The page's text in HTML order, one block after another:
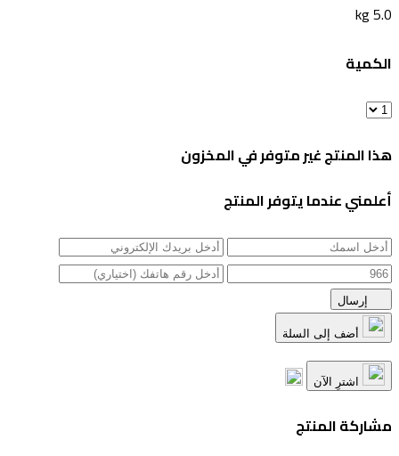
5.0 kg
الكمية
هذا المنتج غير متوفر في المخزون
أعلمني عندما يتوفر المنتج
اشترِ الآن
مشاركة المنتج